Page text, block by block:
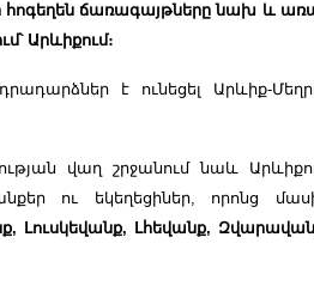
հոգեղեն ճառագայթները նախ և
Արևիքում։
է ունեցել Արևիք-
վաղ շրջանում նաև
ու եկեղեցիներ, որոնց
Լուսկեվանք, Լհեվանք,